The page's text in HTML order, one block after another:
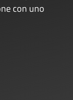
con uno